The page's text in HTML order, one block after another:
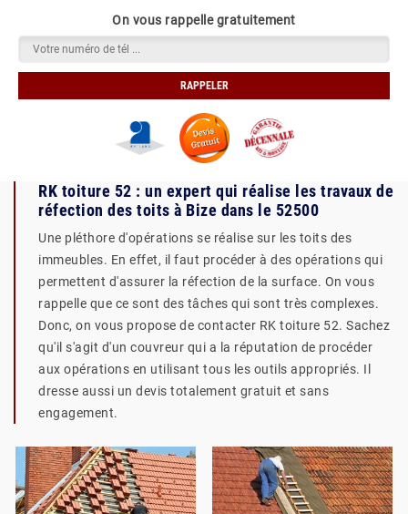
On vous rappelle gratuitement
RK toiture 52 : un expert qui réalise les travaux de
réfection des toits à Bize dans le 52500
Une pléthore d'opérations se réalise sur les toits des
immeubles. En effet, il faut procéder à des opérations qui
permettent d'assurer la réfection de la surface. On vous
rappelle que ce sont des tâches qui sont très complexes.
Donc, on vous propose de contacter RK toiture 52. Sachez
qu'il s'agit d'un couvreur qui a la réputation de procéder
aux opérations en utilisant tous les outils appropriés. Il
dresse aussi un devis totalement gratuit et sans
engagement.